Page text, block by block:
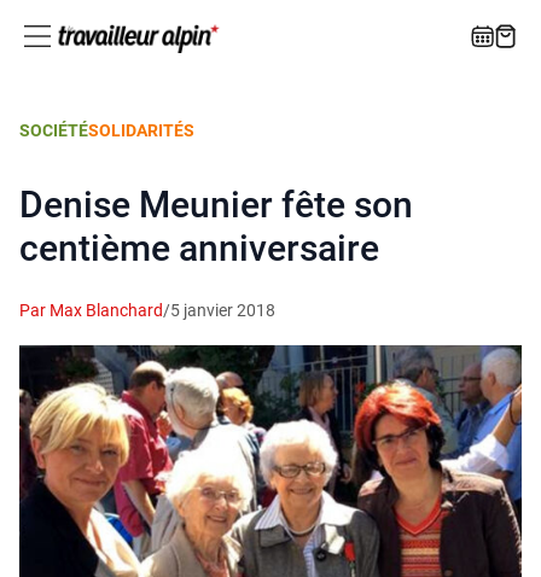
SOCIÉTÉSOLIDARITÉS
Denise Meunier fête son
centième anniversaire
Par Max Blanchard/5 janvier 2018